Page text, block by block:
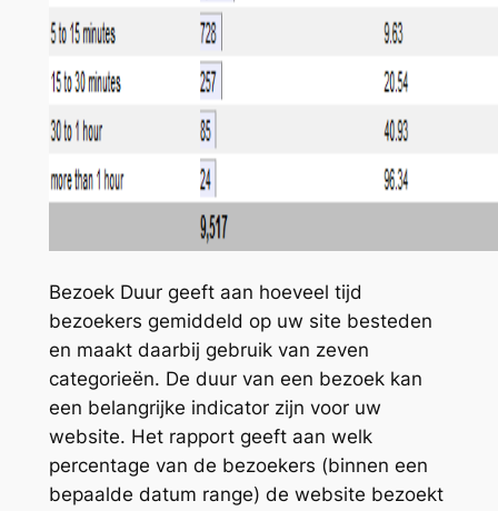
Bezoek Duur geeft aan hoeveel tijd
bezoekers gemiddeld op uw site besteden
en maakt daarbij gebruik van zeven
categorieën. De duur van een bezoek kan
een belangrijke indicator zijn voor uw
website. Het rapport geeft aan welk
percentage van de bezoekers (binnen een
bepaalde datum range) de website bezoekt